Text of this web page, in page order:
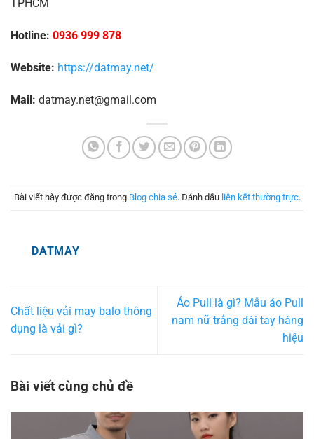
TPHCM
Hotline: 0936 999 878
Website: https://datmay.net/
Mail: datmay.net@gmail.com
Bài viết này được đăng trong Blog chia sẻ. Đánh dấu liên kết thường trực.
DATMAY
Chất liệu vải may balo thông
dụng là vải gì?
Áo Pull là gì? Mẫu áo Pull
nam nữ trắng dài tay hàng
hiệu
Bài viết cùng chủ đề